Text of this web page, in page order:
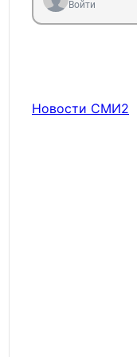
Войти
Новости СМИ2